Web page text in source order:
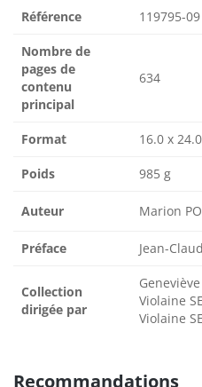
Référence 119795-09
Nombre de
pages de
contenu
principal
634
Format 16.0 x
Poids 985 g
Auteur Marion
Préface Jean-
Collection
dirigée par
Geneviève
Violaine
Violaine
Recommandations